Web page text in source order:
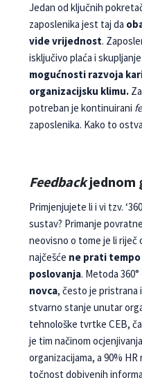
Jedan od ključnih
zaposlenika jest taj da
vide vrijednost.
isključivo plaća i
mogućnosti razvoja
organizacijsku klimu.
potreban je kontinuirani
zaposlenika. Kako to
Feedbackjednom
Primjenjujete li i vi tzv.
sustav? Pri­manje
ne­ovisno o tome je li riječ
najčešće ne prati
poslovanja. Metoda 360°
novca, često je pristrana
stvarno stanje unutar
tehnološke tvrtke CEB,
je tim načinom
organizacijama, a 90%
točnost dobivenih